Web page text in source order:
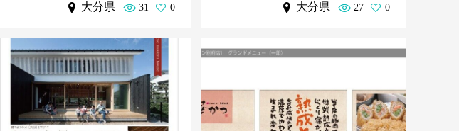
大分県 31 0 大分県 27 0